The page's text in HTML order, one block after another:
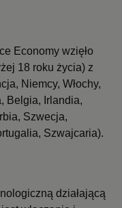
Economy wzięło
18 roku życia) z
Niemcy, Włochy,
Belgia, Irlandia,
Szwecja,
Szwajcaria).
działającą